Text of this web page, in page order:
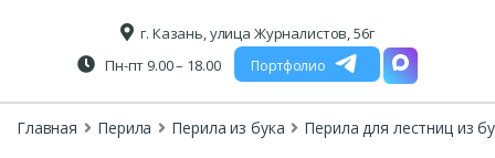
г. Казань, улица Журналистов, 56г
Пн-пт 9.00 – 18.00
Портфолио
Главная Перила Перила из бука Перила для лестниц из